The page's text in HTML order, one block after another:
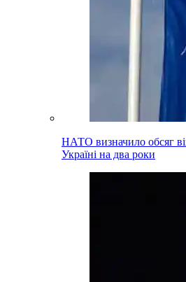
НАТО визначило обсяг
Україні на два роки